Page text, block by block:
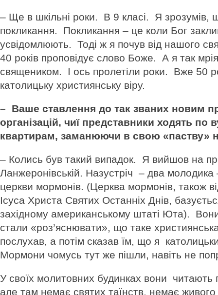
– Ще в шкільні роки. В 9 класі. Я зрозумів,
покликання. Покликання – це коли Бог
усвідомлюють. Тоді ж я почув від нашого
40 років проповідує слово Боже. А я так
священиком. І ось пролетіли роки. Вже 50
католицьку християнську віру.
– Ваше ставлення до так званих новим
організацій, чиї представники ходять по
квартирам, заманюючи в свою «паству»
– Колись був такий випадок. Я вийшов на
Ланжеронівській. Назустріч – два молодика
церкви мормонів. (Церква мормонів, також
Ісуса Христа Святих Останніх Днів,
західному американському штаті Юта).
стали «роз’яснювати», що таке
послухав, а потім сказав їм, що я
Мормони чомусь тут же пішли, навіть не
У своїх молитовних будинках вони читають
але там немає святих таїнств, немає